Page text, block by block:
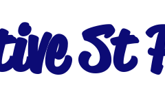
St